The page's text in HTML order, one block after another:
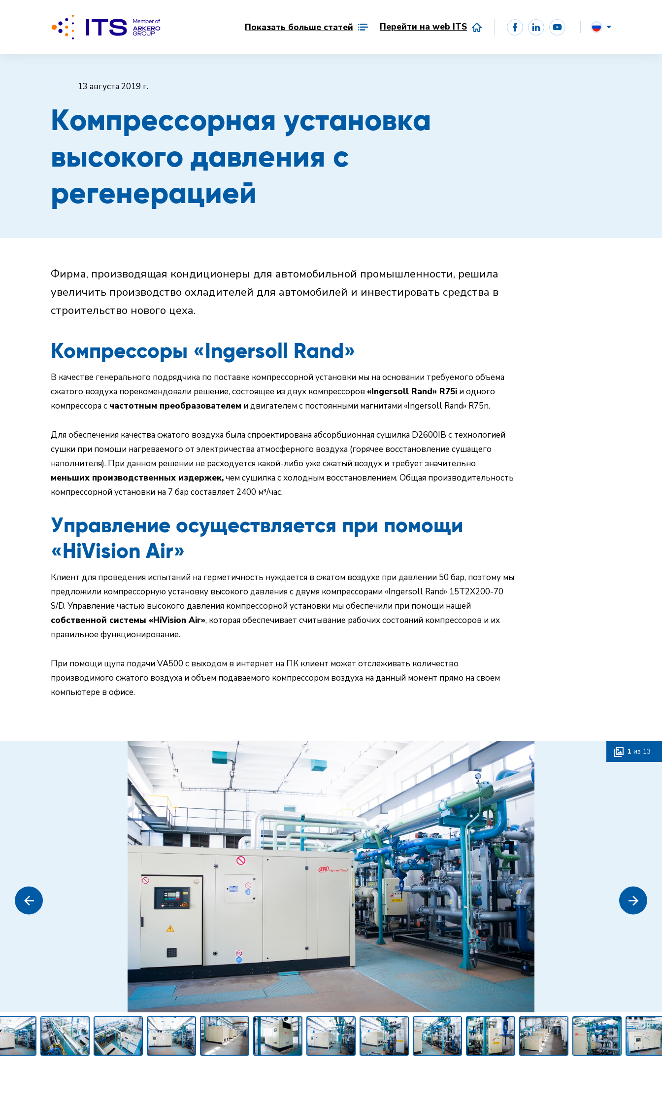
Показать больше статей Перейти на web ITS
13 августа 2019 г.
Компрессорная установка
высокого давления с
регенерацией
Фирма, производящая кондиционеры для автомобильной промышленности, решила
увеличить производство охладителей для автомобилей и инвестировать средства в
строительство нового цеха.
Компрессоры «Ingersoll Rand»
В качестве генерального подрядчика по поставке компрессорной установки мы на основании требуемого объема
сжатого воздуха порекомендовали решение, состоящее из двух компрессоров «Ingersoll Rand» R75i и одного
компрессора с частотным преобразователем и двигателем с постоянными магнитами «Ingersoll Rand» R75n.
Для обеспечения качества сжатого воздуха была спроектирована абсорбционная сушилка D2600IB с технологией
сушки при помощи нагреваемого от электричества атмосферного воздуха (горячее восстановление сушащего
наполнителя). При данном решении не расходуется какой-либо уже сжатый воздух и требует значительно
меньших производственных издержек,чем сушилка с холодным восстановлением. Общая производительность
компрессорной установки на 7 бар составляет 2400 м³/час.
Управление осуществляется при помощи
«HiVision Air»
Клиент для проведения испытаний на герметичность нуждается в сжатом воздухе при давлении 50 бар, поэтому мы
предложили компрессорную установку высокого давления с двумя компрессорами «Ingersoll Rand» 15T2X200-70
S/D. Управление частью высокого давления компрессорной установки мы обеспечили при помощи нашей
собственной системы «HiVision Air», которая обеспечивает считывание рабочих состояний компрессоров и их
правильное функционирование.
При помощи щупа подачи VA500 с выходом в интернет на ПК клиент может отслеживать количество
производимого сжатого воздуха и объем подаваемого компрессором воздуха на данный момент прямо на своем
компьютере в офисе.
1 из 13